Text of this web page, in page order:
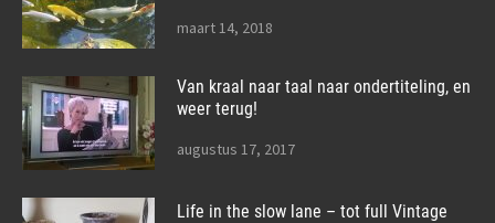
maart 14, 2018
Van kraal naar taal naar ondertiteling, en
weer terug!
augustus 17, 2017
Life in the slow lane – tot full Vintage